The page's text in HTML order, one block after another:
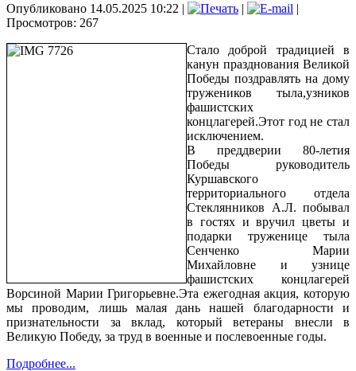
Опубликовано 14.05.2025 10:22 | |
|
Просмотров: 267
Стало доброй традицией в
канун празднования Великой
Победы поздравлять на дому
тружеников тыла,узников
фашистских
концлагерей.Этот год не стал
исключением.
В преддверии 80-летия
Победы руководитель
Куршавского
территориального отдела
Стеклянников А.Л. побывал
в гостях и вручил цветы и
подарки труженице тыла
Сенченко Марии
Михайловне и узнице
фашистских концлагерей
Ворсиной Марии Григорьевне.Эта ежегодная акция, которую
мы проводим, лишь малая дань нашей благодарности и
признательности за вклад, который ветераны внесли в
Великую Победу, за труд в военные и послевоенные годы.
Подробнее...